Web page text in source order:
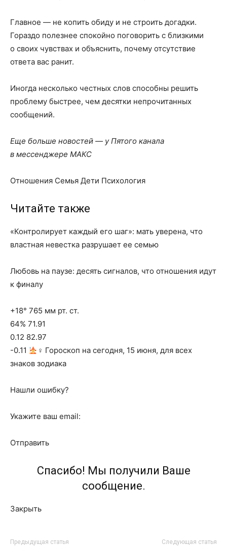
Главное — не копить обиду и не строить догадки.
Гораздо полезнее спокойно поговорить с близкими
о своих чувствах и объяснить, почему отсутствие
ответа вас ранит.
Иногда несколько честных слов способны решить
проблему быстрее, чем десятки непрочитанных
сообщений.
Еще больше новостей — у Пятого канала
в мессенджере МАКС
Отношения Семья Дети Психология
Читайте также
«Контролирует каждый его шаг»: мать уверена, что
властная невестка разрушает ее семью
Любовь на паузе: десять сигналов, что отношения идут
к финалу
+18° 765 мм рт. ст.
64% 71.91
0.12 82.97
-0.11
‍♀ Гороскоп на сегодня, 15 июня, для всех
знаков зодиака
Нашли ошибку?
Укажите ваш email:
Отправить
Спасибо! Мы получили Ваше
сообщение.
Закрыть
Предыдущая статья Следующая статья